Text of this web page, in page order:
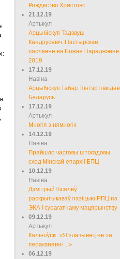
Рождество Христово
21.12.19
Артыкул
Арцыбіскуп Тадэвуш
Кандрусевіч. Пастырскае
пасланне на Божае Нараджэнне
2019
17.12.19
Навіна
Арцыбіскуп Габар Пінтэр пакідае
Беларусь
17.12.19
Артыкул
Многія з нямногіх
14.12.19
Навіна
Прайшло чарговы штогадовы
сход Мінскай епархіі БПЦ
10.12.19
Навіна
Дзмітрый Кісялёў
раскрытыкаваў пазіцыю РПЦ па
ЭКА і сурагатнаму мацярынству
09.12.19
Артыкул
Каліноўскі: «Я злачынец не па
перакананні ...»
06.12.19